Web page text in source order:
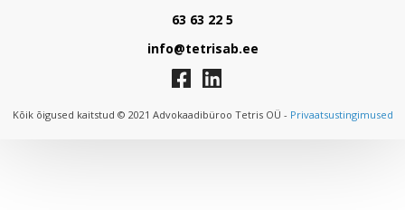
63 63 22 5
info@tetrisab.ee
Kõik õigused kaitstud © 2021 Advokaadibüroo Tetris OÜ - Privaatsustingimused